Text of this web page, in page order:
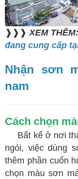
❱❱❱XEM THÊM:
đang cung cấp
Nhận sơn
nam
Cách chọn
Bất kể ở nơi
ngói, việc dùng
thêm phần cuốn
chọn màu sơn